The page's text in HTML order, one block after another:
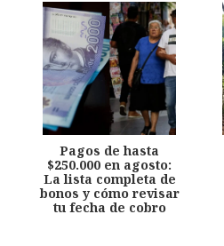
Pagos de hasta
$250.000 en agosto:
La lista completa de
bonos y cómo revisar
tu fecha de cobro